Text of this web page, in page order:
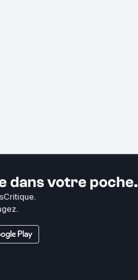
dans votre poche.